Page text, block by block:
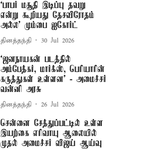
‘பாபர் மசூதி இடிப்பு தவறு
என்று கூறியது தேசவிரோதம்
அல்ல’ மும்பை ஐகோர்ட்
தினத்தந்தி 30 Jul 2026
‘ஜனநாயகன் படத்தில்
அம்பேத்கர், மார்க்ஸ், பெரியாரின்
கருத்துகள் உள்ளன’ - அமைச்சர்
வன்னி அரசு
தினத்தந்தி 26 Jul 2026
சென்னை சேத்துப்பட்டில் உள்ள
இயற்கை எரிவாயு ஆலையில்
முதல் அமைச்சர் விஜய் ஆய்வு